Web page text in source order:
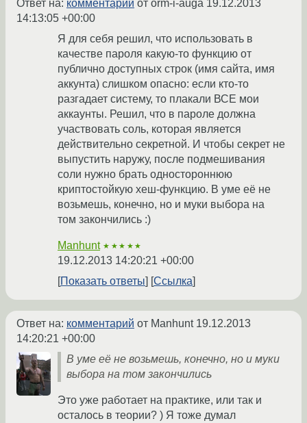
Ответ на: комментарий от orm-i-auga 19.12.2013
14:13:05 +00:00
Я для себя решил, что использовать в
качестве пароля какую-то функцию от
публично доступных строк (имя сайта, имя
аккунта) слишком опасно: если кто-то
разгадает систему, то плакали ВСЕ мои
аккаунты. Решил, что в пароле должна
участвовать соль, которая является
действительно секретной. И чтобы секрет не
выпустить наружу, после подмешивания
соли нужно брать одностороннюю
криптостойкую хеш-функцию. В уме её не
возьмешь, конечно, но и муки выбора на
том закончились :)
Manhunt ★★★★★
19.12.2013 14:20:21 +00:00
Показать ответы
Ссылка
Ответ на: комментарий от Manhunt 19.12.2013
14:20:21 +00:00
В уме её не возьмешь, конечно, но и муки
выбора на том закончились
Это уже работает на практике, или так и
осталось в теории? ) Я тоже думал